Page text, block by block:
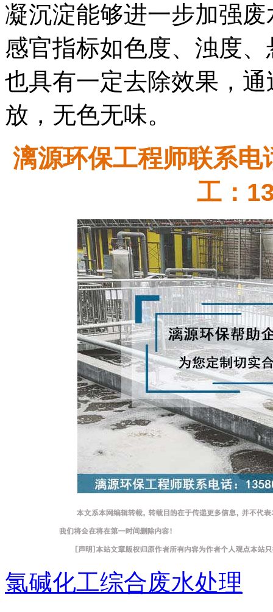
凝沉淀能够进一步加强
感官指标如色度、浊度
也具有一定去除效果，
放，无色无味。
漓源环保工程师联系
工：
氯碱化工综合废水处理